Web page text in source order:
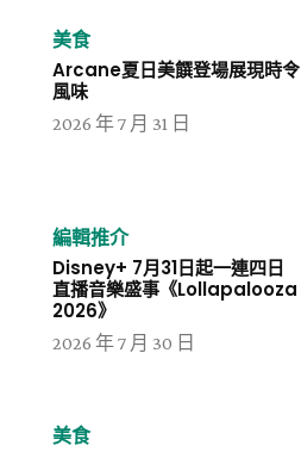
美食
Arcane夏日美饌登場展現時令
風味
2026 年 7 月 31 日
編輯推介
Disney+ 7月31日起一連四日
直播音樂盛事《Lollapalooza
2026》
2026 年 7 月 30 日
美食